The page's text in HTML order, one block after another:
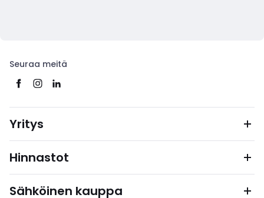
Seuraa meitä
Yritys
Hinnastot
Sähköinen kauppa